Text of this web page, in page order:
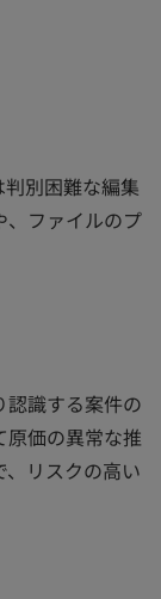
別困難な編集
、ファイルのプ
識する案件の
原価の異常な推
リスクの高い